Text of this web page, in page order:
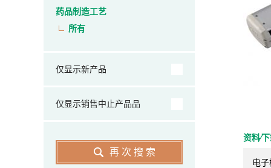
资料⁄
电
药品制造工艺
所有
仅显示新产品
仅显示销售中止产品品
再次搜索